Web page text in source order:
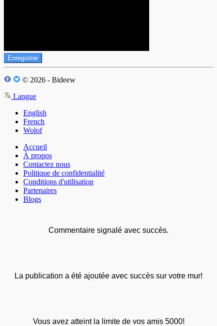
Enregistrer
© 2026 - Bideew
Langue
English
French
Wolof
Accueil
À propos
Contactez nous
Politique de confidentialité
Conditions d'utilisation
Partenaires
Blogs
Commentaire signalé avec succès.
La publication a été ajoutée avec succès sur votre mur!
Vous avez atteint la limite de vos amis 5000!